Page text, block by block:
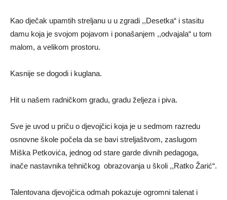
Kao dječak upamtih streljanu u u zgradi ,,Desetka“ i stasitu
damu koja je svojom pojavom i ponašanjem ,,odvajala“ u tom
malom, a velikom prostoru.
Kasnije se dogodi i kuglana.
Hit u našem radničkom gradu, gradu željeza i piva.
Sve je uvod u priču o djevojčici koja je u sedmom razredu
osnovne škole počela da se bavi streljaštvom, zaslugom
Miška Petkovića, jednog od stare garde divnih pedagoga,
inače nastavnika tehničkog obrazovanja u školi ,,Ratko Žarić“.
Talentovana djevojčica odmah pokazuje ogromni talenat i